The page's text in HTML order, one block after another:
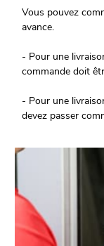
Vous pouvez
avance.
- Pour une
commande doit
- Pour une
devez passer